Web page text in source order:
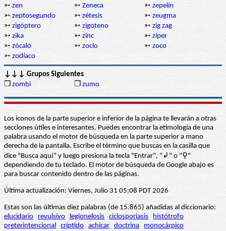
➳ zen ➳ Zeneca ➳ zepelín
➳ zeptosegundo ➳ zétesis ➳ zeugma
➳ zigóptero ➳ zigoteno ➳ zig zag
➳ zika ➳ zinc ➳ zíper
➳ zócalo ➳ zoclo ➳ zoco
➳ zodíaco
↓↓↓ Grupos Siguientes
❒ zombi ❒ zumo
Los iconos de la parte superior e inferior de la página te llevarán a otras
secciones útiles e interesantes. Puedes encontrar la etimología de una
palabra usando el motor de búsqueda en la parte superior a mano
derecha de la pantalla. Escribe el término que buscas en la casilla que
dice “Busca aquí” y luego presiona la tecla "Entrar", "↲" o "⚲"
dependiendo de tu teclado. El motor de búsqueda de Google abajo es
para buscar contenido dentro de las páginas.
Última actualización: Viernes, Julio 31 05:08 PDT 2026
Estas son las últimas diez palabras (de 15.865) añadidas al diccionario:
elucidario
revulsivo legionelosis ciclosporiasis
histótrofo
preterintencional
críptido achicar doctrina monocárpico